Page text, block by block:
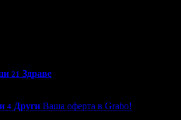
21 Здраве
4 Други Ваша оферта в Grabo!